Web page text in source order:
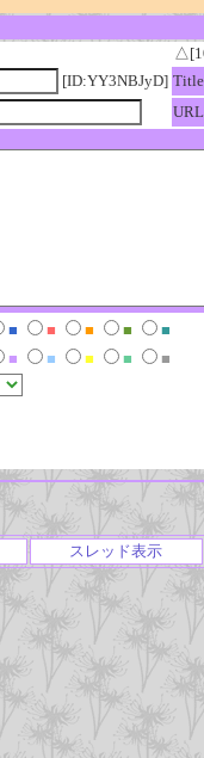
[ID:YY3NBJyD] Title
URL
■ ■ ■ ■
■
■ ■ ■ ■
■
スレッド表示